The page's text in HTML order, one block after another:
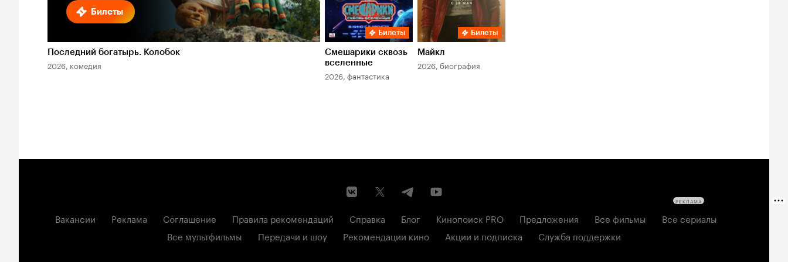
Билеты
Последний богатырь. Колобок
2026, комедия
Билеты
Смешарики сквозь
вселенные
2026, фантастика
Билеты
Майкл
2026, биография
Вакансии Реклама Соглашение Правила рекомендаций Справка Блог Кинопоиск PRO Предложения Все фильмы
Все сериалы
Все мультфильмы
Передачи и шоу Рекомендации кино Акции и подписка Служба поддержки
РЕКЛАМА